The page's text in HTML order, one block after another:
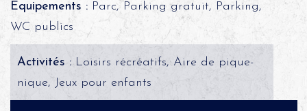
Équipements :Parc, Parking gratuit, Parking,
WC publics
Activités :Loisirs récréatifs, Aire de pique-
nique, Jeux pour enfants